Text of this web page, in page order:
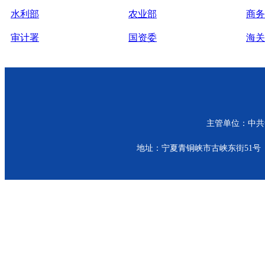
水利部 农业部 商
审计署 国资委 海
主管单位：中
地址：宁夏青铜峡市古峡东街51